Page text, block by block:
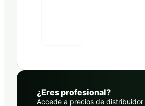
¿Eres profesional?
Accede a precios de